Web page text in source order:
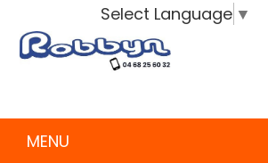
Select Language ▼
MENU